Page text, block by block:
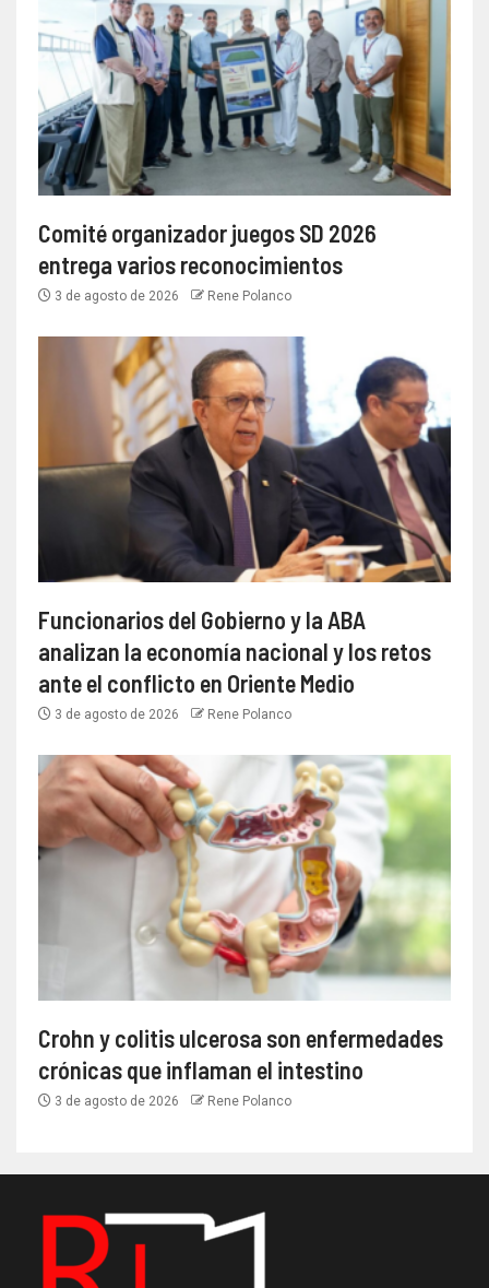
Comité organizador juegos SD 2026
entrega varios reconocimientos
3 de agosto de 2026 Rene Polanco
Funcionarios del Gobierno y la ABA
analizan la economía nacional y los retos
ante el conflicto en Oriente Medio
3 de agosto de 2026 Rene Polanco
Crohn y colitis ulcerosa son enfermedades
crónicas que inflaman el intestino
3 de agosto de 2026 Rene Polanco